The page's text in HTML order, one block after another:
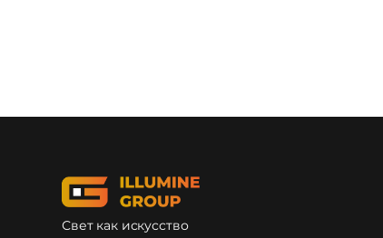
Свет как искусство